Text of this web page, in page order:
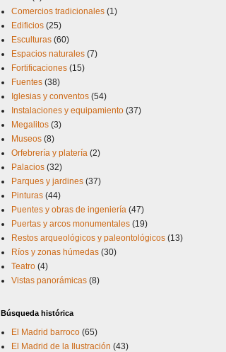
Comercios tradicionales (1)
Edificios (25)
Esculturas (60)
Espacios naturales (7)
Fortificaciones (15)
Fuentes (38)
Iglesias y conventos (54)
Instalaciones y equipamiento (37)
Megalitos (3)
Museos (8)
Orfebrería y platería (2)
Palacios (32)
Parques y jardines (37)
Pinturas (44)
Puentes y obras de ingeniería (47)
Puertas y arcos monumentales (19)
Restos arqueológicos y paleontológicos (13)
Ríos y zonas húmedas (30)
Teatro (4)
Vistas panorámicas (8)
Búsqueda histórica
El Madrid barroco (65)
El Madrid de la Ilustración (43)